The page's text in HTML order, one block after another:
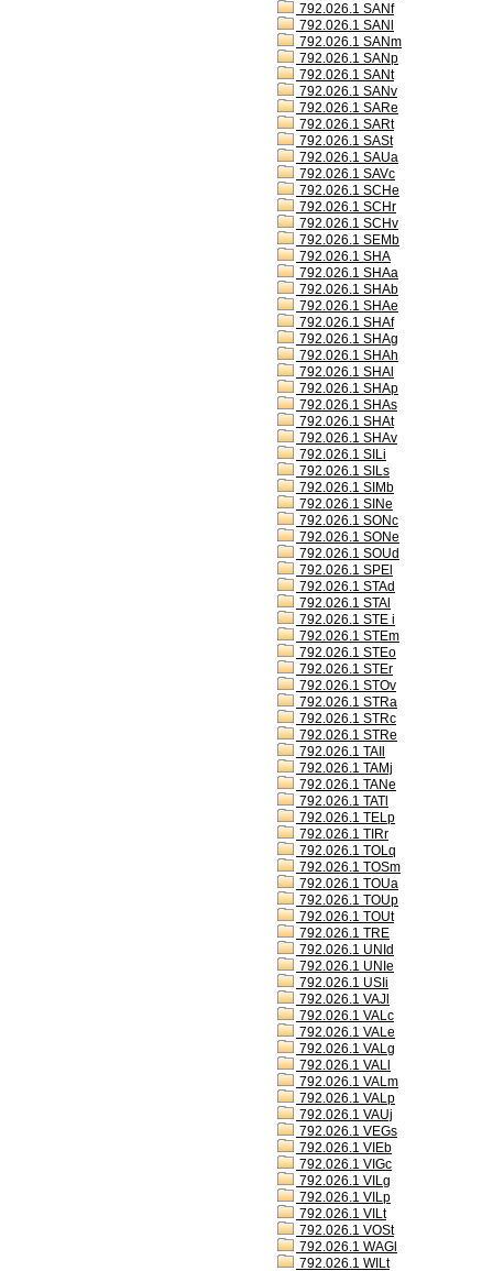
792.026.1 SANf
792.026.1 SANl
792.026.1 SANm
792.026.1 SANp
792.026.1 SANt
792.026.1 SANv
792.026.1 SARe
792.026.1 SARt
792.026.1 SASt
792.026.1 SAUa
792.026.1 SAVc
792.026.1 SCHe
792.026.1 SCHr
792.026.1 SCHv
792.026.1 SEMb
792.026.1 SHA
792.026.1 SHAa
792.026.1 SHAb
792.026.1 SHAe
792.026.1 SHAf
792.026.1 SHAg
792.026.1 SHAh
792.026.1 SHAl
792.026.1 SHAp
792.026.1 SHAs
792.026.1 SHAt
792.026.1 SHAv
792.026.1 SILi
792.026.1 SILs
792.026.1 SIMb
792.026.1 SINe
792.026.1 SONc
792.026.1 SONe
792.026.1 SOUd
792.026.1 SPEl
792.026.1 STAd
792.026.1 STAl
792.026.1 STE i
792.026.1 STEm
792.026.1 STEo
792.026.1 STEr
792.026.1 STOv
792.026.1 STRa
792.026.1 STRc
792.026.1 STRe
792.026.1 TAIl
792.026.1 TAMj
792.026.1 TANe
792.026.1 TATl
792.026.1 TELp
792.026.1 TIRr
792.026.1 TOLq
792.026.1 TOSm
792.026.1 TOUa
792.026.1 TOUp
792.026.1 TOUt
792.026.1 TRE
792.026.1 UNId
792.026.1 UNIe
792.026.1 USIi
792.026.1 VAJl
792.026.1 VALc
792.026.1 VALe
792.026.1 VALg
792.026.1 VALl
792.026.1 VALm
792.026.1 VALp
792.026.1 VAUj
792.026.1 VEGs
792.026.1 VIEb
792.026.1 VIGc
792.026.1 VILg
792.026.1 VILp
792.026.1 VILt
792.026.1 VOSt
792.026.1 WAGl
792.026.1 WILt